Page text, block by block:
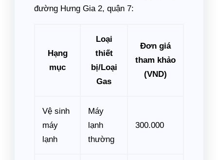
đường Hưng Gia 2, quận 7:
Hạng
mục
Loại
thiết
bị/Loại
Gas
Đơn giá
tham khảo
(VND)
Vệ sinh
máy
lạnh
Máy
lạnh
thường
300.000